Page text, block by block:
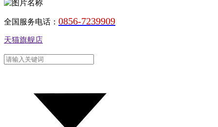
全国服务电话： 0856-7239909
天猫旗舰店